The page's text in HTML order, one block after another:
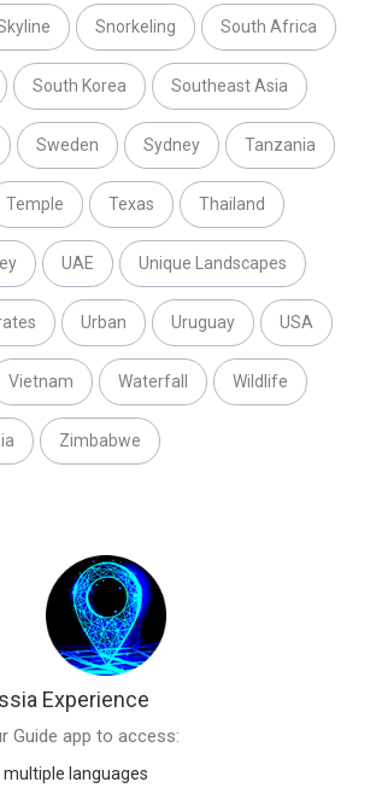
Snorkeling South Africa
South Korea Southeast Asia
Sweden Sydney Tanzania
Temple Texas Thailand
UAE Unique Landscapes
Urban Uruguay USA
Vietnam Waterfall Wildlife
Zimbabwe
Experience
Guide app to access:
languages